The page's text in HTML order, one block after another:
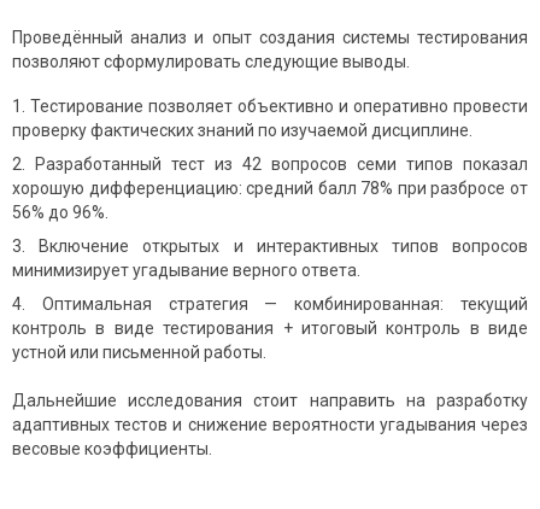
Проведённый анализ и опыт создания системы тестирования
позволяют сформулировать следующие выводы.
Тестирование позволяет объективно и оперативно провести
проверку фактических знаний по изучаемой дисциплине.
Разработанный тест из 42 вопросов семи типов показал
хорошую дифференциацию: средний балл 78% при разбросе от
56% до 96%.
Включение открытых и интерактивных типов вопросов
минимизирует угадывание верного ответа.
Оптимальная стратегия — комбинированная: текущий
контроль в виде тестирования + итоговый контроль в виде
устной или письменной работы.
Дальнейшие исследования стоит направить на разработку
адаптивных тестов и снижение вероятности угадывания через
весовые коэффициенты.